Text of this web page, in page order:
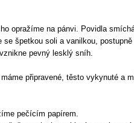
opražíme na pánvi. Povidla
se špetkou soli a vanilkou,
pevný lesklý sníh.
připravené, těsto vykynuté a
pečícím papírem.